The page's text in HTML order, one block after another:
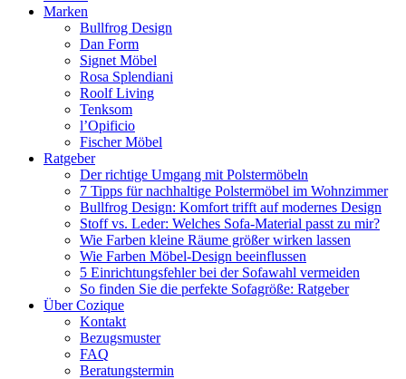
Marken
Bullfrog Design
Dan Form
Signet Möbel
Rosa Splendiani
Roolf Living
Tenksom
l’Opificio
Fischer Möbel
Ratgeber
Der richtige Umgang mit Polstermöbeln
7 Tipps für nachhaltige Polstermöbel im Wohnzimmer
Bullfrog Design: Komfort trifft auf modernes Design
Stoff vs. Leder: Welches Sofa-Material passt zu mir?
Wie Farben kleine Räume größer wirken lassen
Wie Farben Möbel-Design beeinflussen
5 Einrichtungsfehler bei der Sofawahl vermeiden
So finden Sie die perfekte Sofagröße: Ratgeber
Über Cozique
Kontakt
Bezugsmuster
FAQ
Beratungstermin